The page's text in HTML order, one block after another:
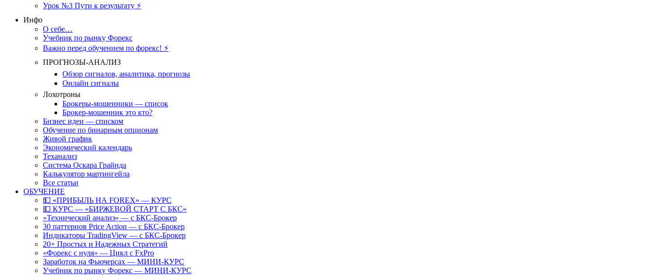
Урок №3 Пути к результату ⚡️
Инфо
О себе…
Учебник по рынку Форекс
Важно перед обучением по форекс! ⚡
ПРОГНОЗЫ-АНАЛИЗ
Обзор сигналов, аналитика, прогнозы
Онлайн сигналы
Лохотроны
Брокеры-мошенники — список
Брокер-мошенник это кто?
Бизнес идеи — списком
Обучение по бинарным опционам
Живой график
Экономический календарь
Теханализ
Система Оскара Грайнда
Калькулятор мартингейла
Все статьи
ОБУЧЕНИЕ
💵 «ПРИБЫЛЬ НА FOREX» — КУРС
💵 КУРС — «БИРЖЕВОЙ СТАРТ С БКС»
«Технический анализ» — с БКС-Брокер
30 паттернов Price Action — с БКС-Брокер
Индикаторы TradingView — с БКС-Брокер
20+ Простых и Надежных Стратегий
«Форекс с нуля» — Цикл с FxPro
Заработок на Фьючерсах — МИНИ-КУРС
Учебник по рынку Форекс — МИНИ-КУРС